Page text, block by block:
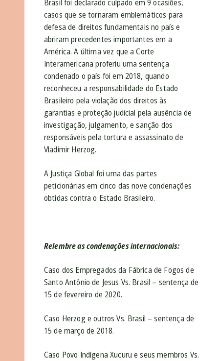
Brasil foi declarado culpado em 9 ocasiões,
casos que se tornaram emblemáticos para
defesa de direitos fundamentais no país e
abriram precedentes importantes em a
América. A última vez que a Corte
Interamericana proferiu uma sentença
condenado o país foi em 2018, quando
reconheceu a responsabilidade do Estado
Brasileiro pela violação dos direitos às
garantias e proteção judicial pela ausência de
investigação, julgamento, e sanção dos
responsáveis pela tortura e assassinato de
Vladimir Herzog.
A Justiça Global foi uma das partes
peticionárias em cinco das nove condenações
obtidas contra o Estado Brasileiro.
Relembre as condenações internacionais:
Caso dos Empregados da Fábrica de Fogos de
Santo Antônio de Jesus Vs. Brasil – sentença de
15 de fevereiro de 2020.
Caso Herzog e outros Vs. Brasil – sentença de
15 de março de 2018.
Caso Povo Indígena Xucuru e seus membros Vs.